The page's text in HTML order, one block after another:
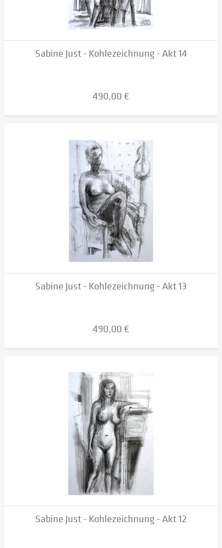
Sabine Just - Kohlezeichnung - Akt 14
490,00 €
Sabine Just - Kohlezeichnung - Akt 13
490,00 €
Sabine Just - Kohlezeichnung - Akt 12